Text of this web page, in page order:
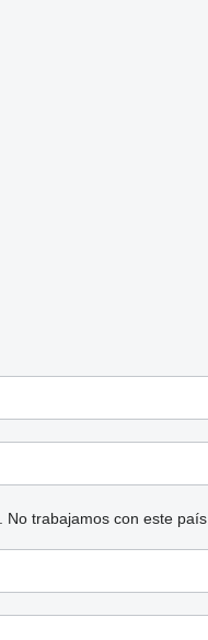
No trabajamos con este país